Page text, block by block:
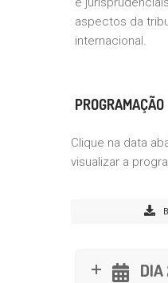
aspectos da
internacional.
PROGRAMAÇÃO
Clique na data
visualizar a
DIA